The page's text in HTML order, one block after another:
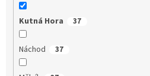
Kutná Hora 37
Náchod 37